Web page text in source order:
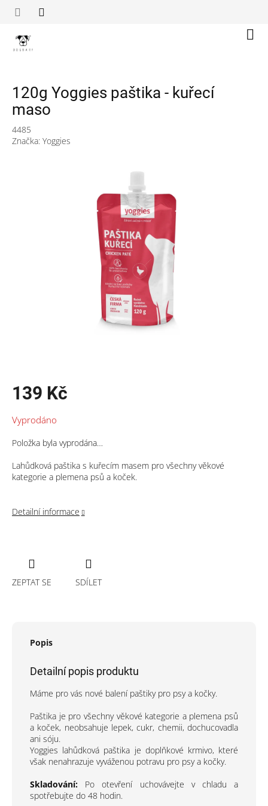
120g Yoggies paštika - kuřecí
maso
4485
Značka: Yoggies
139 Kč
cena:
Vyprodáno
Položka byla vyprodána…
Lahůdková paštika s kuřecím masem pro všechny věkové
kategorie a plemena psů a koček.
Detailní informace
ZEPTAT SE SDÍLET
Popis
Detailní popis produktu
Máme pro vás nové balení paštiky pro psy a kočky.
Paštika je pro všechny věkové kategorie a plemena psů
a koček, neobsahuje lepek, cukr, chemii, dochucovadla
ani sóju.
Yoggies lahůdková paštika je doplňkové krmivo, které
však nenahrazuje vyváženou potravu pro psy a kočky.
Skladování: Po otevření uchovávejte v chladu a
spotřebujte do 48 hodin.